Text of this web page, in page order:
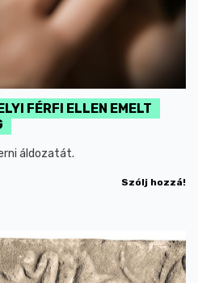
FÉRFI ELLEN EMELT
áldozatát.
Szólj hozzá!